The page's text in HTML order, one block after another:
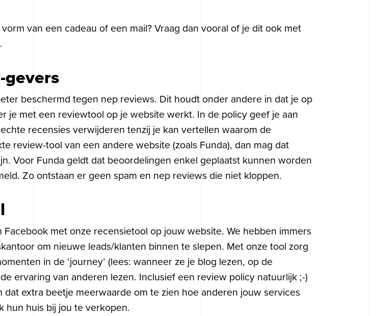
van een cadeau of een mail? Vraag dan vooral of je dit ook met
beschermd tegen nep reviews. Dit houdt onder andere in dat je op
je met een reviewtool op je website werkt. In de policy geef je aan
recensies verwijderen tenzij je kan vertellen waarom de
review-tool van een andere website (zoals Funda), dan mag dat
Voor Funda geldt dat beoordelingen enkel geplaatst kunnen worden
Zo ontstaan er geen spam en nep reviews die niet kloppen.
met onze recensietool op jouw website. We hebben immers
om nieuwe leads/klanten binnen te slepen. Met onze tool zorg
in de ‘journey’ (lees: wanneer ze je blog lezen, op de
ervaring van anderen lezen. Inclusief een review policy natuurlijk ;-)
extra beetje meerwaarde om te zien hoe anderen jouw services
hun huis bij jou te verkopen.